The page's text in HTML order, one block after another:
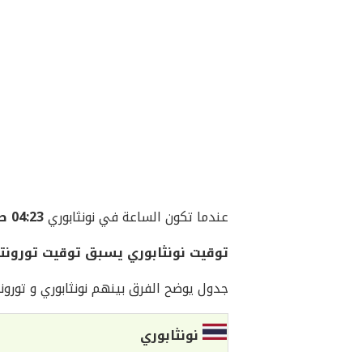
عندما تكون الساعة في نونثابوري04:23 صباحاً
توقيت نونثابوري يسبق توقيت تورونتو
جدول يوضح الفرق بينهم نونثابوري و
نونثابوري